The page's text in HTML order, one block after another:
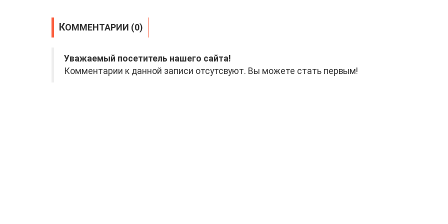
КОММЕНТАРИИ (0)
Уважаемый посетитель нашего сайта!
Комментарии к данной записи отсутсвуют. Вы можете стать первым!